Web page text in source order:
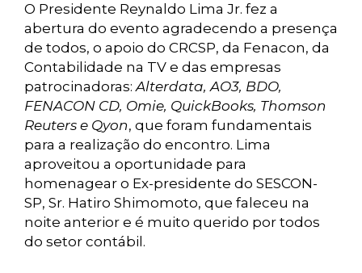
O Presidente Reynaldo Lima Jr. fez a
abertura do evento agradecendo a presença
de todos, o apoio do CRCSP, da Fenacon, da
Contabilidade na TV e das empresas
patrocinadoras:Alterdata, AO3, BDO,
FENACON CD, Omie, QuickBooks, Thomson
Reuters e Qyon, que foram fundamentais
para a realização do encontro. Lima
aproveitou a oportunidade para
homenagear o Ex-presidente do SESCON-
SP, Sr. Hatiro Shimomoto, que faleceu na
noite anterior e é muito querido por todos
do setor contábil.